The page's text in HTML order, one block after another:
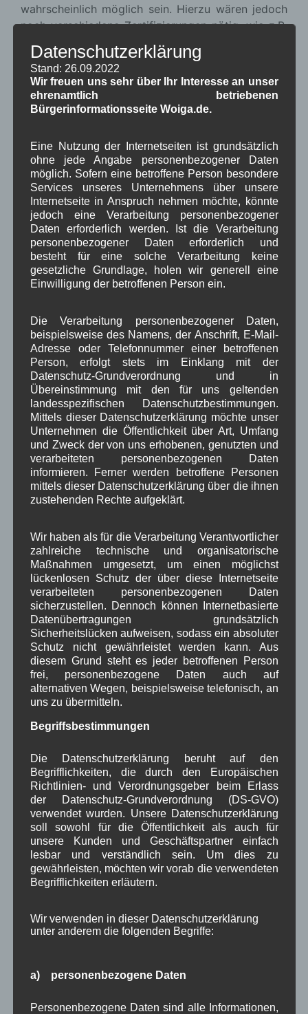
wahrscheinlich möglich sein. Hierzu wären jedoch
noch verschiedene Zertifizierungen nötig, wie z.B.
die Vermessung der Wanderwege. Die meisten
Voraussetzung sieht sie jedoch als erfüllt an. Ein
Gesundheitszentrum z.B. im Kirchenböbl am
Dorfplatz und das Prädikat „Luftkurort“ alleine
reiche ihrer Meinung nach jedoch nicht aus. Hierzu
und Wellnesslandschaft folgen.
Frau Diener beendete ihre Ausführungen mit dem
Apell: „Egal wie Sie entscheiden, tun Sie es bald.“
In der folgenden Diskussion gab es einige Fragen
an Fr. Diener und Anmerkungen:
2. Bgm. Schwaiger: Welche Räumlichkeiten sind
für die Physiotherapie nötig? Fr. Diener: Es
müssen nicht alle Einrichtungen an einem Ort
Anwendungen zusammenliegen.
GR Wilde: In welchem Zeitrahmen kann das Ziel
„heilklimatischer Kurort“ erreicht werden? Fr.
Diener: Es ist mit min. zwei bis drei Jahren zu
rechnen, bis man als „heilklimatischer Kurort“
zertifiziert ist. In GAP gibt es jährlich 300-400
Kurgäste. Laut Fr. Prof. Schu sollten die
Behandlungen der typischen Volkskrankheiten
wie Herz-Kreislauf und psychische Erkrankungen
(z.B. Burnout) abgedeckt werden.
GR Philipp Hubbauer: Wie lange gilt das
Zertifikat? Fr. Diener: Alle 10 Jahre gibt es eine
GR Kuplwieser: Kann es duch Silofütterung zu
Problemen kommen? BGM Zahler: Silo ist kein
Schadstoff, wir wollen Wallgau nicht umdrehen.
Es soll auch die Belegung in der Nebensaison
verbessert werden. Wenn die Entwicklung so
weitergeht, dann haben wir bald eine kritische
Größe erreicht, in der Ferienwohnungen in
Festvermietungen umgewandelt werden. Fr.
Diener: Wallgau soll sich nicht ändern, sondern
es soll ein Zusatzangebot geschaffen werden.
GR Wilde: Mit welchen Kosten ist für das
Prädikat „heilklimatischer Kurort“ zu rechnen? Fr.
„Luftkurort“erreicht werden, dann fallen
nochmal ca. 20.000 Euro für die Zertifizierung
„heilklimatischer Kurort“ an.
2. Bgm. Schwaiger: Man sollte die Chancen und
die Kosten bedenken. BGM Zahler: Eine 30 %
Auslastung (der Gästebetten) ist auf Dauer
problematisch. Fr. Prof. Schu kann die Chancen
für das Prädikat „heilklimatischer Kurort“ vorher
abschätzen.
Wir sind weder ein Ski- noch ein Partyort, wir
haben nur diese Chance, sonst fallen wir noch
GR Baur: Man muss zuerst den Haushaltsplan
„Luftkurort“ kann wie im Fall Bad Hindelang in
Datenschutzerklärung
Stand: 26.09.2022
Wir freuen uns sehr über Ihr Interesse an unser
ehrenamtlich betriebenen
Bürgerinformationsseite Woiga.de.
Eine Nutzung der Internetseiten ist grundsätzlich
ohne jede Angabe personenbezogener Daten
möglich. Sofern eine betroffene Person besondere
Services unseres Unternehmens über unsere
Internetseite in Anspruch nehmen möchte, könnte
jedoch eine Verarbeitung personenbezogener
Daten erforderlich werden. Ist die Verarbeitung
personenbezogener Daten erforderlich und
besteht für eine solche Verarbeitung keine
gesetzliche Grundlage, holen wir generell eine
Einwilligung der betroffenen Person ein.
Die Verarbeitung personenbezogener Daten,
beispielsweise des Namens, der Anschrift, E-Mail-
Adresse oder Telefonnummer einer betroffenen
Person, erfolgt stets im Einklang mit der
Datenschutz-Grundverordnung und in
Übereinstimmung mit den für uns geltenden
landesspezifischen Datenschutzbestimmungen.
Mittels dieser Datenschutzerklärung möchte unser
Unternehmen die Öffentlichkeit über Art, Umfang
und Zweck der von uns erhobenen, genutzten und
verarbeiteten personenbezogenen Daten
informieren. Ferner werden betroffene Personen
mittels dieser Datenschutzerklärung über die ihnen
zustehenden Rechte aufgeklärt.
Wir haben als für die Verarbeitung Verantwortlicher
zahlreiche technische und organisatorische
Maßnahmen umgesetzt, um einen möglichst
lückenlosen Schutz der über diese Internetseite
verarbeiteten personenbezogenen Daten
sicherzustellen. Dennoch können Internetbasierte
Datenübertragungen grundsätzlich
Sicherheitslücken aufweisen, sodass ein absoluter
Schutz nicht gewährleistet werden kann. Aus
diesem Grund steht es jeder betroffenen Person
frei, personenbezogene Daten auch auf
alternativen Wegen, beispielsweise telefonisch, an
uns zu übermitteln.
Begriffsbestimmungen
Die Datenschutzerklärung beruht auf den
Begrifflichkeiten, die durch den Europäischen
Richtlinien- und Verordnungsgeber beim Erlass
der Datenschutz-Grundverordnung (DS-GVO)
verwendet wurden. Unsere Datenschutzerklärung
soll sowohl für die Öffentlichkeit als auch für
unsere Kunden und Geschäftspartner einfach
lesbar und verständlich sein. Um dies zu
gewährleisten, möchten wir vorab die verwendeten
Begrifflichkeiten erläutern.
Wir verwenden in dieser Datenschutzerklärung
unter anderem die folgenden Begriffe:
a) personenbezogene Daten
Personenbezogene Daten sind alle Informationen,